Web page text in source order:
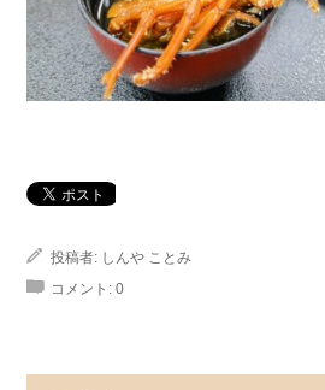
投稿者: しんや ことみ
コメント: 0